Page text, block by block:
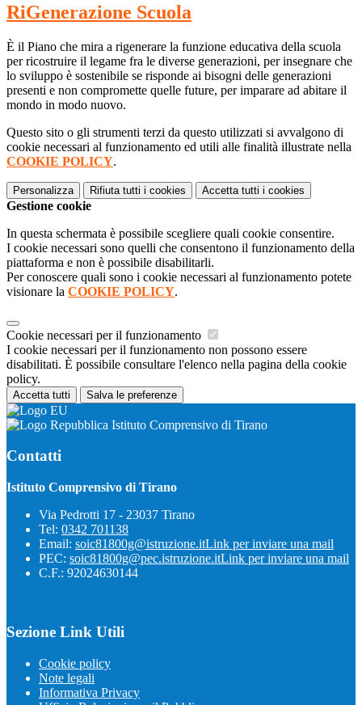
RiGenerazione Scuola
È il Piano che mira a rigenerare la funzione educativa della scuola
per ricostruire il legame fra le diverse generazioni, per insegnare che
lo sviluppo è sostenibile se risponde ai bisogni delle generazioni
presenti e non compromette quelle future, per imparare ad abitare il
mondo in modo nuovo.
Questo sito o gli strumenti terzi da questo utilizzati si avvalgono di
cookie necessari al funzionamento ed utili alle finalità illustrate nella
COOKIE POLICY.
Personalizza Rifiuta tutti i cookies Accetta tutti i cookies
Gestione cookie
In questa schermata è possibile scegliere quali cookie consentire.
I cookie necessari sono quelli che consentono il funzionamento della
piattaforma e non è possibile disabilitarli.
Per conoscere quali sono i cookie necessari al funzionamento potete
visionare la COOKIE POLICY.
Cookie necessari per il funzionamento
I cookie necessari per il funzionamento non possono essere
disabilitati. È possibile consultare l'elenco nella pagina della cookie
policy.
Accetta tutti Salva le preferenze
Istituto Comprensivo di Tirano
Contatti
Istituto Comprensivo di Tirano
Via Pedrotti 17 - 23037 Tirano
Tel: 0342 701138
Email: soic81800g@istruzione.itLink per inviare una mail
PEC: soic81800g@pec.istruzione.itLink per inviare una mail
C.F.: 92024630144
Sezione Link Utili
Cookie policy
Note legali
Informativa Privacy